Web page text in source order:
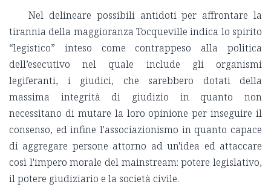
Nel delineare possibili antidoti per affrontare la
tirannia della maggioranza Tocqueville indica lo spirito
“legistico” inteso come contrappeso alla politica
dell’esecutivo nel quale include gli organismi
legiferanti, i giudici, che sarebbero dotati della
massima integrità di giudizio in quanto non
necessitano di mutare la loro opinione per inseguire il
consenso, ed infine l'associazionismo in quanto capace
di aggregare persone attorno ad un'idea ed attaccare
così l'impero morale del mainstream: potere legislativo,
il potere giudiziario e la società civile.